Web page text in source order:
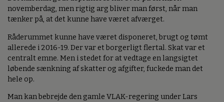
novemberdag, men rigtig arg bliver man først, når man
tænker på, at det kunne have været afværget.
Råderummet kunne have været disponeret, brugt og tømt
allerede i 2016-19. Der var et borgerligt flertal. Skat var et
centralt emne. Men i stedet for at vedtage en langsigtet
løbende sænkning af skatter og afgifter, fuckede man det
hele op.
Man kan bebrejde den gamle VLAK-regering under Lars